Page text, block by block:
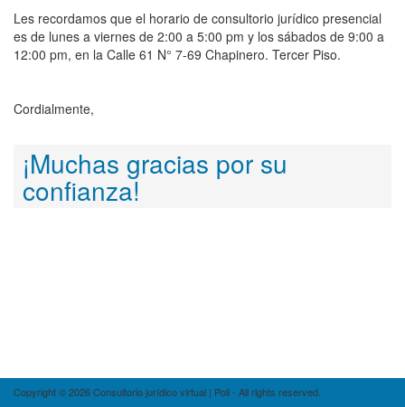
Les recordamos que el horario de consultorio jurídico presencial
es de lunes a viernes de 2:00 a 5:00 pm y los sábados de 9:00 a
12:00 pm, en la Calle 61 N° 7-69 Chapinero. Tercer Piso.
Cordialmente,
¡Muchas gracias por su
confianza!
Copyright © 2026 Consultorio jurídico virtual | Poli - All rights reserved.